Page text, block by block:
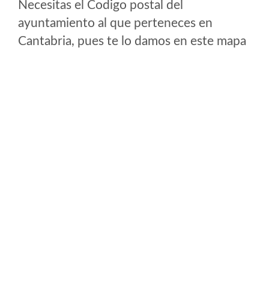
Necesitas el Codigo postal del
ayuntamiento al que perteneces en
Cantabria, pues te lo damos en este mapa